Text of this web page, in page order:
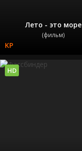
Лето - это море
(фильм)
HD